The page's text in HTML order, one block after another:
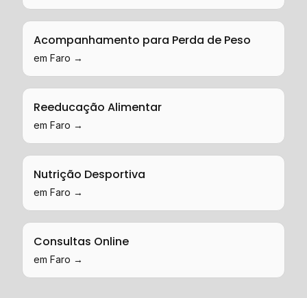
Acompanhamento para Perda de Peso
em Faro →
Reeducação Alimentar
em Faro →
Nutrição Desportiva
em Faro →
Consultas Online
em Faro →